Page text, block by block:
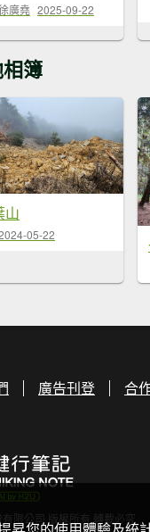
廣堯 2025-09-22
簿
山
05-22
廣告刊登 合
限公司 版權所有 轉載必究